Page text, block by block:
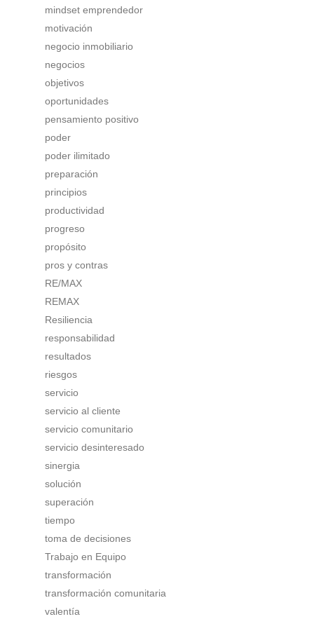
mindset emprendedor
motivación
negocio inmobiliario
negocios
objetivos
oportunidades
pensamiento positivo
poder
poder ilimitado
preparación
principios
productividad
progreso
propósito
pros y contras
RE/MAX
REMAX
Resiliencia
responsabilidad
resultados
riesgos
servicio
servicio al cliente
servicio comunitario
servicio desinteresado
sinergia
solución
superación
tiempo
toma de decisiones
Trabajo en Equipo
transformación
transformación comunitaria
valentía